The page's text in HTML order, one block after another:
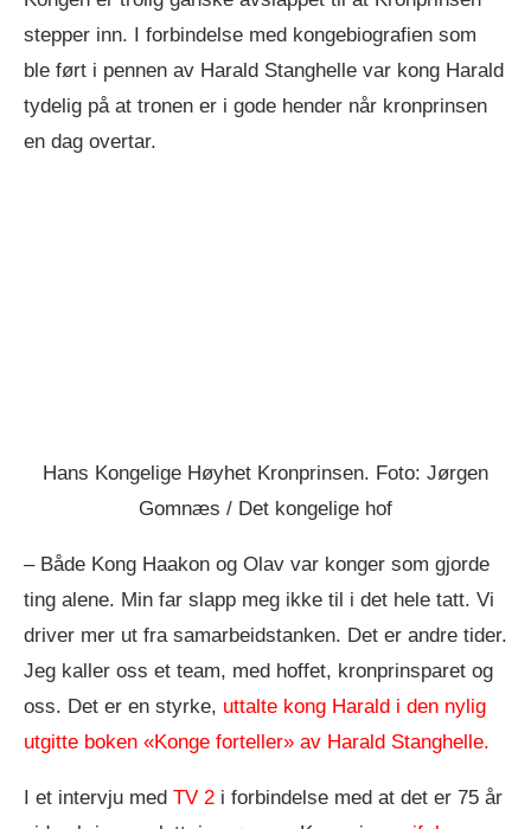
stepper inn. I forbindelse med kongebiografien som
ble ført i pennen av Harald Stanghelle var kong Harald
tydelig på at tronen er i gode hender når kronprinsen
en dag overtar.
Hans Kongelige Høyhet Kronprinsen. Foto: Jørgen
Gomnæs / Det kongelige hof
– Både Kong Haakon og Olav var konger som gjorde
ting alene. Min far slapp meg ikke til i det hele tatt. Vi
driver mer ut fra samarbeidstanken. Det er andre tider.
Jeg kaller oss et team, med hoffet, kronprinsparet og
oss. Det er en styrke, uttalte kong Harald i den nylig
utgitte boken «Konge forteller» av Harald Stanghelle.
I et intervju med TV 2 i forbindelse med at det er 75 år